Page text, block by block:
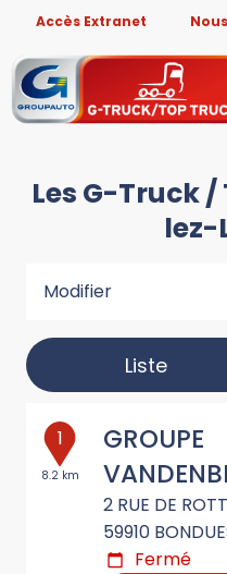
Accès Extranet
Les G-Truck
lez-
Modifier
Liste
1
8.2 km
GROUPE
2 RUE DE
59910
Fermé